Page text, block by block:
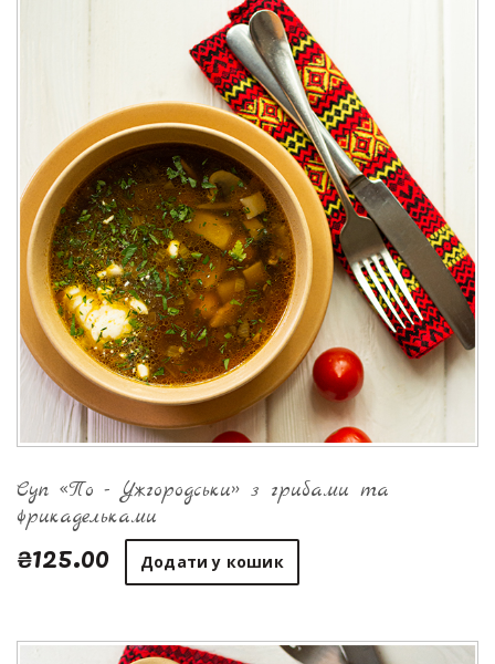
Суп «По - Ужгородськи» з грибами та
фрикадельками
₴125.00 Додати у кошик